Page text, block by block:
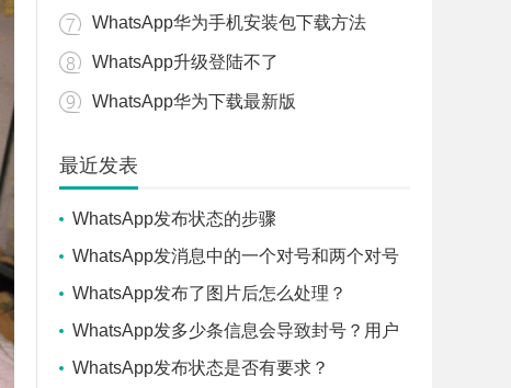
WhatsApp华为手机安装包下载方法
WhatsApp升级登陆不了
WhatsApp华为下载最新版
最近发表
WhatsApp发布状态的步骤
WhatsApp发消息中的一个对号和两个对号
是什么意思？
WhatsApp发布了图片后怎么处理？
WhatsApp发多少条信息会导致封号？用户
须知
WhatsApp发布状态是否有要求？